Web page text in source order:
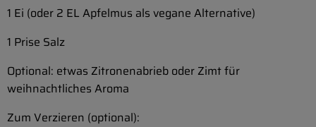
1 Ei (oder 2 EL Apfelmus als vegane Alternative)
1 Prise Salz
Optional: etwas Zitronenabrieb oder Zimt für
weihnachtliches Aroma
Zum Verzieren (optional):